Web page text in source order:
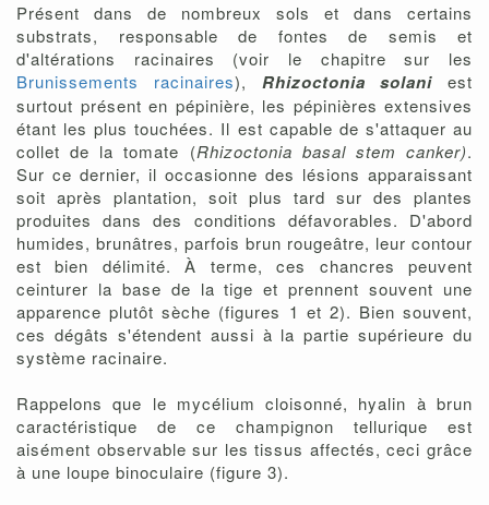
Présent dans de nombreux sols et dans certains
substrats, responsable de fontes de semis et
d'altérations racinaires (voir le chapitre sur les
Brunissements racinaires), Rhizoctonia solani est
surtout présent en pépinière, les pépinières extensives
étant les plus touchées. Il est capable de s'attaquer au
collet de la tomate (Rhizoctonia basal stem canker).
Sur ce dernier, il occasionne des lésions apparaissant
soit après plantation, soit plus tard sur des plantes
produites dans des conditions défavorables. D'abord
humides, brunâtres, parfois brun rougeâtre, leur contour
est bien délimité. À terme, ces chancres peuvent
ceinturer la base de la tige et prennent souvent une
apparence plutôt sèche (figures 1 et 2). Bien souvent,
ces dégâts s'étendent aussi à la partie supérieure du
système racinaire.
Rappelons que le mycélium cloisonné, hyalin à brun
caractéristique de ce champignon tellurique est
aisément observable sur les tissus affectés, ceci grâce
à une loupe binoculaire (figure 3).